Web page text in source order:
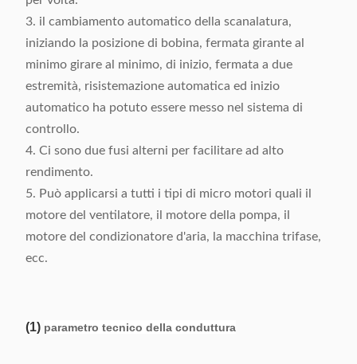
3. il cambiamento automatico della scanalatura,
iniziando la posizione di bobina, fermata girante al
minimo girare al minimo, di inizio, fermata a due
estremità, risistemazione automatica ed inizio
automatico ha potuto essere messo nel sistema di
controllo.
4. Ci sono due fusi alterni per facilitare ad alto
rendimento.
5. Può applicarsi a tutti i tipi di micro motori quali il
motore del ventilatore, il motore della pompa, il
motore del condizionatore d'aria, la macchina trifase,
ecc.
(1) parametro tecnico della conduttura